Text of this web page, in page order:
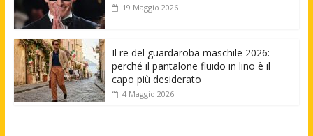
19 Maggio 2026
Il re del guardaroba maschile 2026:
perché il pantalone fluido in lino è il
capo più desiderato
4 Maggio 2026